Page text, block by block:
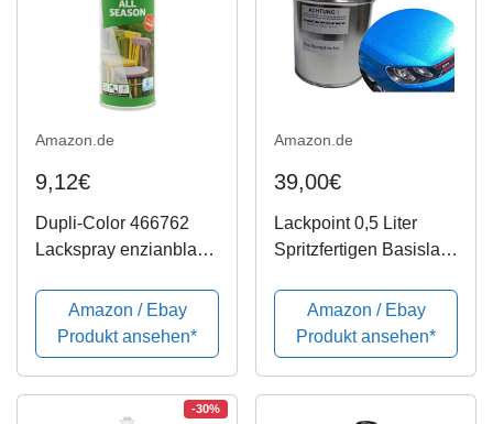
Amazon.de
9,12€
Dupli-Color 466762
Lackspray enzianblau
Amazon / Ebay
Produkt ansehen*
Amazon.de
39,00€
Lackpoint 0,5 Liter
Spritzfertigen Basislack
Autolack
Amazon / Ebay
Produkt ansehen*
-30%